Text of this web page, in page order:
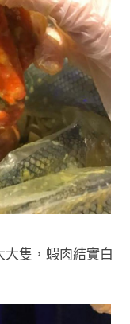
大隻，蝦肉結實白